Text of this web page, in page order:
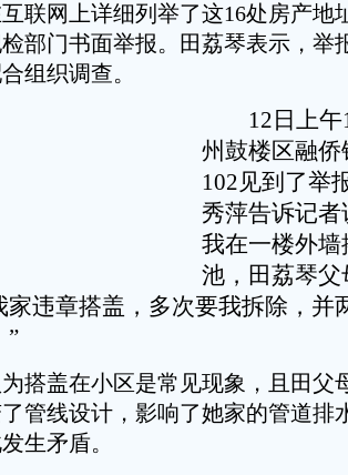
联网上详细列举了这16处房产地
部门书面举报。田荔琴表示，举
组织调查。
12日上午
州鼓楼区融
102见到了举
秀萍告诉记者
我在一楼外
池，田荔琴父
家违章搭盖，多次要我拆除，并
”
盖在小区是常见现象，且田父
管线设计，影响了她家的管道排
生矛盾。